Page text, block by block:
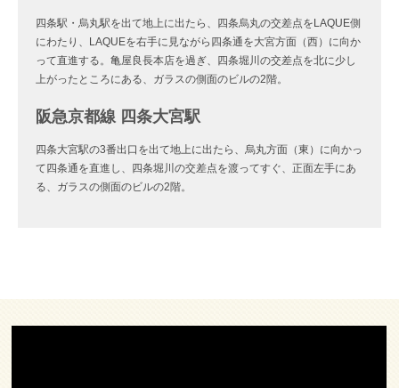
四条駅・烏丸駅を出て地上に出たら、四条烏丸の交差点をLAQUE側
にわたり、LAQUEを右手に見ながら四条通を大宮方面（西）に向か
って直進する。亀屋良長本店を過ぎ、四条堀川の交差点を北に少し
上がったところにある、ガラスの側面のビルの2階。
阪急京都線 四条大宮駅
四条大宮駅の3番出口を出て地上に出たら、烏丸方面（東）に向かっ
て四条通を直進し、四条堀川の交差点を渡ってすぐ、正面左手にあ
る、ガラスの側面のビルの2階。